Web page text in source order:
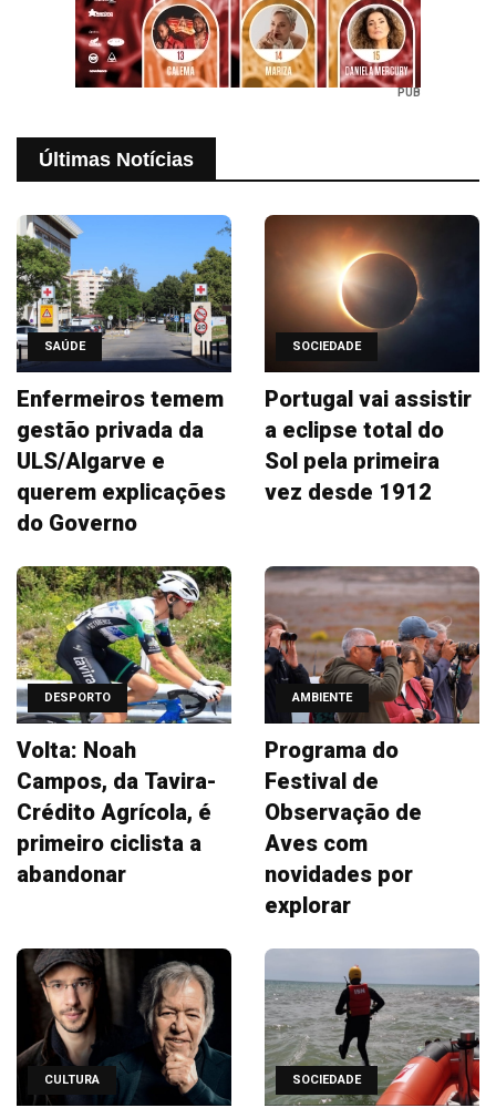
PUB
Últimas Notícias
SAÚDE
Enfermeiros temem
gestão privada da
ULS/Algarve e
querem explicações
do Governo
SOCIEDADE
Portugal vai assistir
a eclipse total do
Sol pela primeira
vez desde 1912
DESPORTO
Volta: Noah
Campos, da Tavira-
Crédito Agrícola, é
primeiro ciclista a
abandonar
AMBIENTE
Programa do
Festival de
Observação de
Aves com
novidades por
explorar
CULTURA SOCIEDADE